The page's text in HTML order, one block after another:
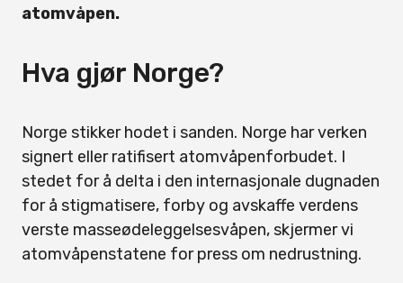
atomvåpen.
Hva gjør Norge?
Norge stikker hodet i sanden. Norge har verken
signert eller ratifisert atomvåpenforbudet. I
stedet for å delta i den internasjonale dugnaden
for å stigmatisere, forby og avskaffe verdens
verste masseødeleggelsesvåpen, skjermer vi
atomvåpenstatene for press om nedrustning.